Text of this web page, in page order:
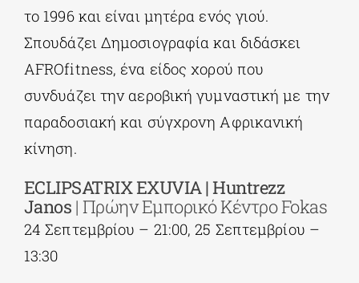
το 1996 και είναι μητέρα ενός γιού.
Σπουδάζει Δημοσιογραφία και διδάσκει
AFROfitness, ένα είδος χορού που
συνδυάζει την αεροβική γυμναστική με την
παραδοσιακή και σύγχρονη Αφρικανική
κίνηση.
ECLIPSATRIX EXUVIA | Huntrezz
Janos | Πρώην Εμπορικό Κέντρο Fokas
24 Σεπτεμβρίου – 21:00, 25 Σεπτεμβρίου –
13:30